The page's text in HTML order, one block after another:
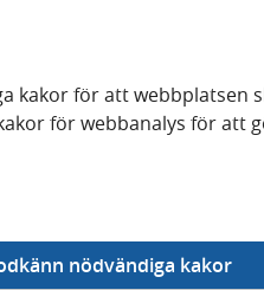
kakor för att webbplatsen
för webbanalys för att